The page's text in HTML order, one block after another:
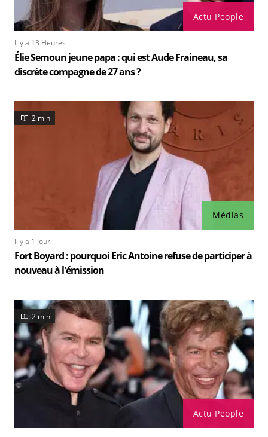
Actu People
Il y a 13 Heures
Élie Semoun jeune papa : qui est Aude Fraineau, sa
discrète compagne de 27 ans ?
Médias
2 min
Il y a 1 Jour
Fort Boyard : pourquoi Eric Antoine refuse de participer à
nouveau à l'émission
Actu People
2 min